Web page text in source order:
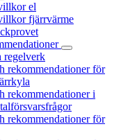
el
fjärrvärme
regelverk
rekommendationer för
rekommendationer i
rekommendationer för